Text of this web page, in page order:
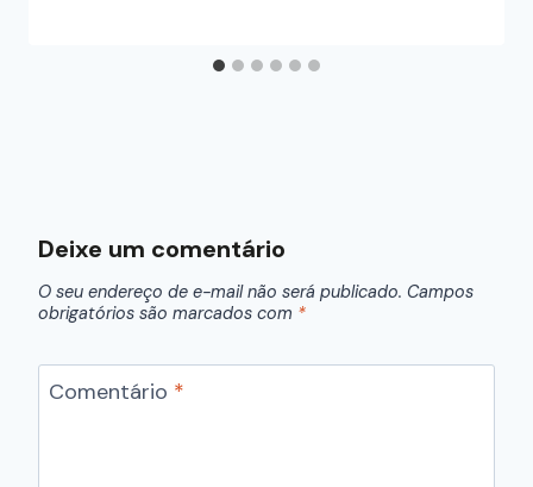
Deixe um comentário
O seu endereço de e-mail não será publicado. Campos
obrigatórios são marcados com *
Comentário *